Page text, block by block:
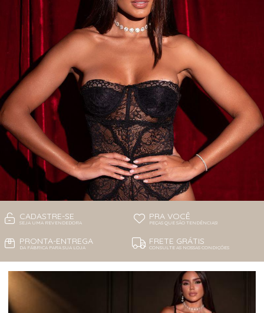
CADASTRE-SE
SEJA UMA REVENDEDORA
PRA VOCÊ
PEÇAS QUE SÃO TENDÊNCIAS!
PRONTA-ENTREGA
DA FÁBRICA PARA SUA LOJA
FRETE GRÁTIS
CONSULTE AS NOSSAS CONDIÇÕES